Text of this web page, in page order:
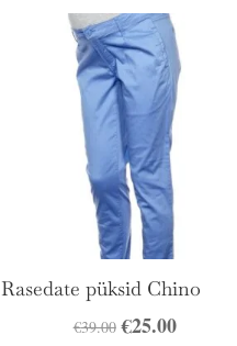
€37.00.
Rasedate püksid Chino
€39.00 Algne
€25.00Praegune